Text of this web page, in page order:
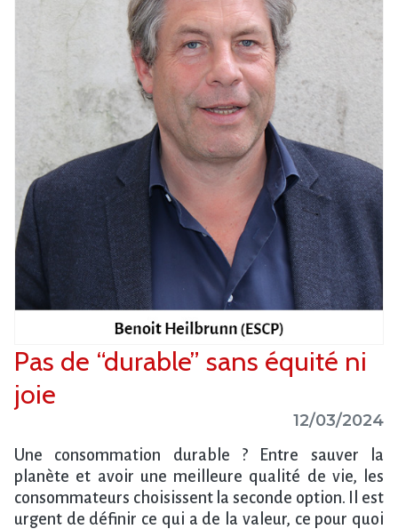
Pas de “durable” sans équité ni
joie
12/03/2024
Une consommation durable ? Entre sauver la
planète et avoir une meilleure qualité de vie, les
consommateurs choisissent la seconde option. Il est
urgent de définir ce qui a de la valeur, ce pour quoi